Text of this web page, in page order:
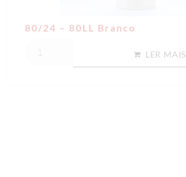
80/24 – 80LL Branco
LER MAIS